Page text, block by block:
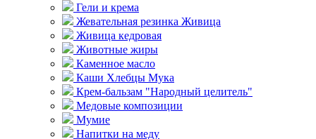
Гели и крема
Жевательная резинка Живица
Живица кедровая
Животные жиры
Каменное масло
Каши Хлебцы Мука
Крем-бальзам "Народный целитель"
Медовые композиции
Мумие
Напитки на меду